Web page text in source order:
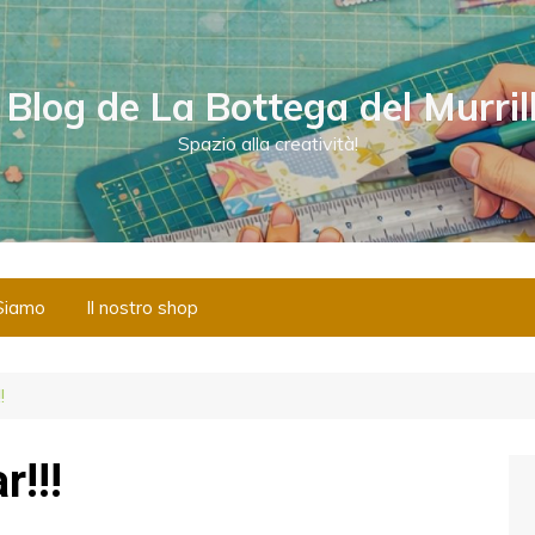
de La Bottega del
Spazio alla creatività!
Il nostro shop